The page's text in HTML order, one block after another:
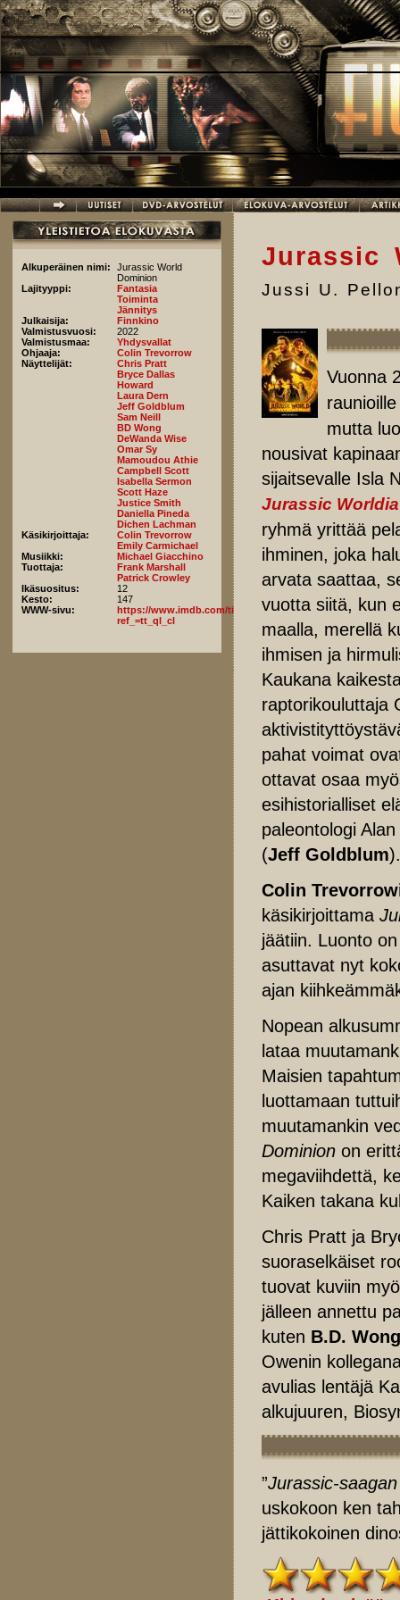
Hyppää pääsisältöön
Alkuperäinen nimi:
Jurassic World
Dominion
Lajityyppi:
Fantasia
Toiminta
Jännitys
Julkaisija:
Finnkino
Valmistusvuosi:
2022
Valmistusmaa:
Yhdysvallat
Ohjaaja:
Colin Trevorrow
Näyttelijät:
Chris Pratt
Bryce Dallas
Howard
Laura Dern
Jeff Goldblum
Sam Neill
BD Wong
DeWanda Wise
Omar Sy
Mamoudou Athie
Campbell Scott
Isabella Sermon
Scott Haze
Justice Smith
Daniella Pineda
Dichen Lachman
Käsikirjoittaja:
Colin Trevorrow
Emily Carmichael
Musiikki:
Michael Giacchino
Tuottaja:
Frank Marshall
Patrick Crowley
Ikäsuositus:
12
Kesto:
147
WWW-sivu:
https://www.imdb.com/title/tt8041270/fullcredits/?
ref_=tt_ql_cl
Jurassic
Jussi U.
Vuonna
mutta
nousivat
sijaitsevalle Isla
Jurassic
ryhmä yrittää
ihminen, joka
arvata saattaa,
vuotta siitä, kun
maalla, merellä
ihmisen ja
Kaukana
raptorikouluttaja
pahat voimat
ottavat osaa
esihistorialliset
paleontologi
(Jeff Goldblum).
Colin
käsikirjoittama
jäätiin. Luonto
asuttavat nyt
ajan
Nopean
lataa
Maisien
luottamaan
muutamankin
Dominion on
megaviihdettä,
Kaiken takana
Chris Pratt ja
suoraselkäiset
tuovat kuviin
jälleen annettu
kuten B.D.
Owenin
avulias lentäjä
alkujuuren,
”Jurassic-
uskokoon ken
jättikokoinen